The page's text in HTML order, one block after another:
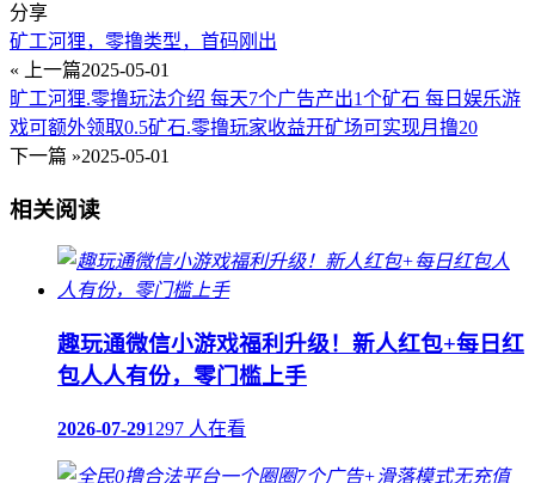
分享
矿工河狸，零撸类型，首码刚出
« 上一篇2025-05-01
旷工河狸.零撸玩法介绍 每天7个广告产出1个矿石 每日娱乐游
戏可额外领取0.5矿石.零撸玩家收益开矿场可实现月撸20
下一篇 »2025-05-01
相关阅读
趣玩通微信小游戏福利升级！新人红包+每日红
包人人有份，零门槛上手
2026-07-291297 人在看